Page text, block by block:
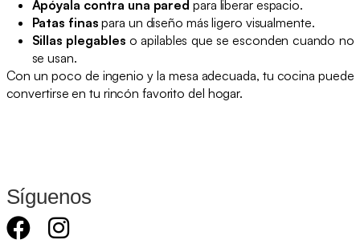
Apóyala contra una pared para liberar espacio.
Patas finas para un diseño más ligero visualmente.
Sillas plegables o apilables que se esconden cuando no
se usan.
Con un poco de ingenio y la mesa adecuada, tu cocina puede
convertirse en tu rincón favorito del hogar.
Síguenos